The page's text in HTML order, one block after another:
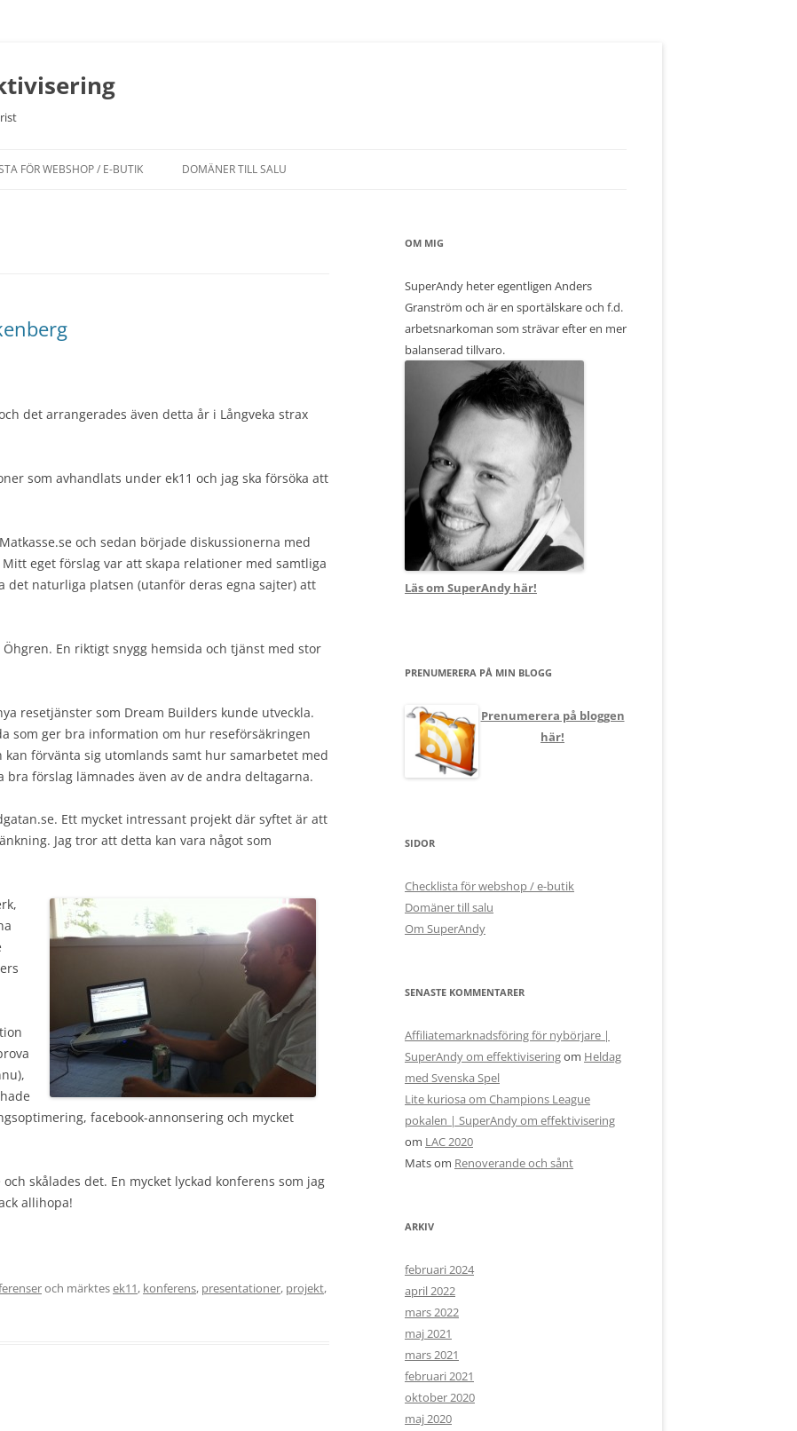
FÖR WEBSHOP / E-BUTIK DOMÄNER TILL SALU
det arrangerades även detta år i Långveka strax
som avhandlats under ek11 och jag ska försöka att
och sedan började diskussionerna med
eget förslag var att skapa relationer med samtliga
det naturliga platsen (utanför deras egna sajter) att
En riktigt snygg hemsida och tjänst med stor
resetjänster som Dream Builders kunde utveckla.
som ger bra information om hur reseförsäkringen
förvänta sig utomlands samt hur samarbetet med
bra förslag lämnades även av de andra deltagarna.
Ett mycket intressant projekt där syftet är att
Jag tror att detta kan vara något som
facebook-annonsering och mycket
skålades det. En mycket lyckad konferens som jag
allihopa!
och märktesek11, konferens, presentationer, projekt,
OM MIG
SuperAndy heter egentligen Anders
Granström och är en sportälskare och f.d.
arbetsnarkoman som strävar efter en mer
balanserad tillvaro.
Läs om SuperAndy här!
PRENUMERERA PÅ MIN BLOGG
Prenumerera på bloggen
här!
SIDOR
Checklista för webshop / e-butik
Domäner till salu
Om SuperAndy
SENASTE KOMMENTARER
Affiliatemarknadsföring för nybörjare |
SuperAndy om effektiviseringom Heldag
med Svenska Spel
Lite kuriosa om Champions League
pokalen | SuperAndy om effektivisering
om LAC 2020
Matsom Renoverande och sånt
ARKIV
februari 2024
april 2022
mars 2022
maj 2021
mars 2021
februari 2021
oktober 2020
maj 2020